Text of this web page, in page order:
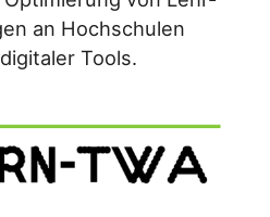
an Hochschulen
Tools.